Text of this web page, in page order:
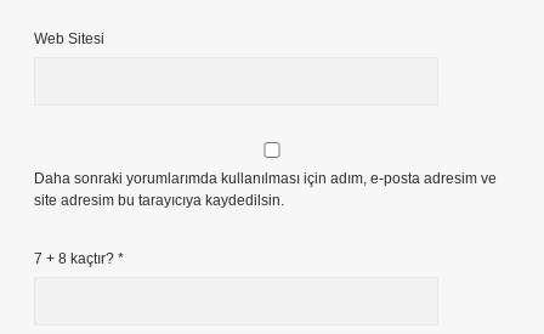
Web Sitesi
Daha sonraki yorumlarımda kullanılması için adım, e-posta adresim ve
site adresim bu tarayıcıya kaydedilsin.
7 + 8 kaçtır? *